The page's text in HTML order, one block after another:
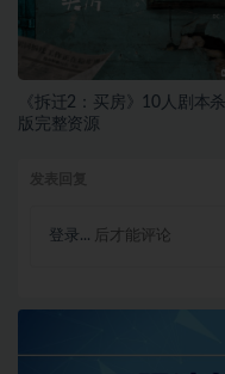
《拆迁2：买房》10人剧本
版完整资源
登录... 后才能评论